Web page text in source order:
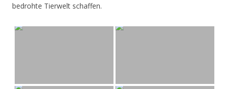
bedrohte Tierwelt schaffen.